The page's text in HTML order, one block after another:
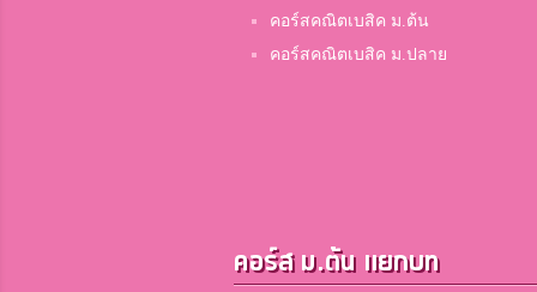
คอร์สคณิตเบสิค ม.ต้น
คอร์สคณิตเบสิค ม.ปลาย
คอร์ส ม.ต้น แยกบท